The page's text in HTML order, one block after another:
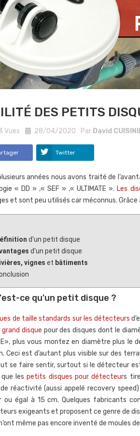
utiliser les
GR3 et
on vous explique
Comment
Nokta LEGEND2
807 vues
Dans cet article on
expliquer
DES PETITS
Vues 28/04/2020 Par David
Twitter
années nous avons traité de
« DD » ,« SEF » ,« ULTIMATE ». Les
et sont peu utilisés car méconnus.
d'un petit disque
d'un petit disque
vignes et bâtiments
ce qu'un petit disque ?
de taille standards sur les détecteurs
grand disque pour des disques dont le
plus vous montez en diamètre plus
Ceci est d’autant plus visible sur des
se faire sentir, surtout si le détecteur
que lespetits disques pour détecteurs
réactivité (aussi appelé recovery
ou égal à 15 cm. Quelques fabricants
exigeants et proposent ce genre de
même pas encore inventé de moules